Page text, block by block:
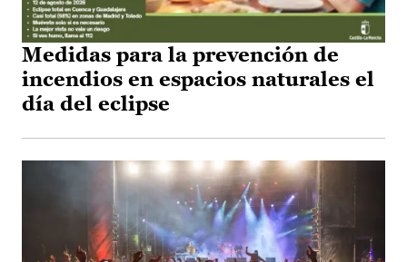
Medidas para la prevención de
incendios en espacios naturales el
día del eclipse